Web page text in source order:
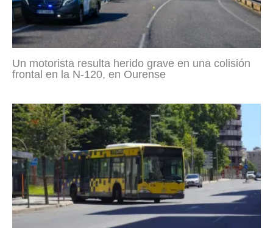
Un motorista resulta herido grave en una colisión
frontal en la N-120, en Ourense